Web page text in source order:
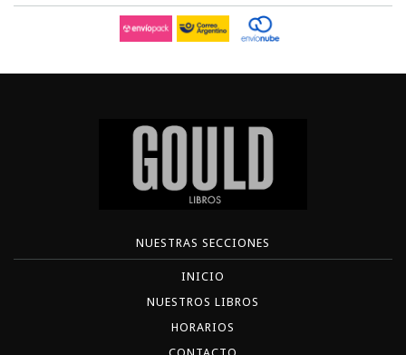
NUESTRAS SECCIONES
INICIO
NUESTROS LIBROS
HORARIOS